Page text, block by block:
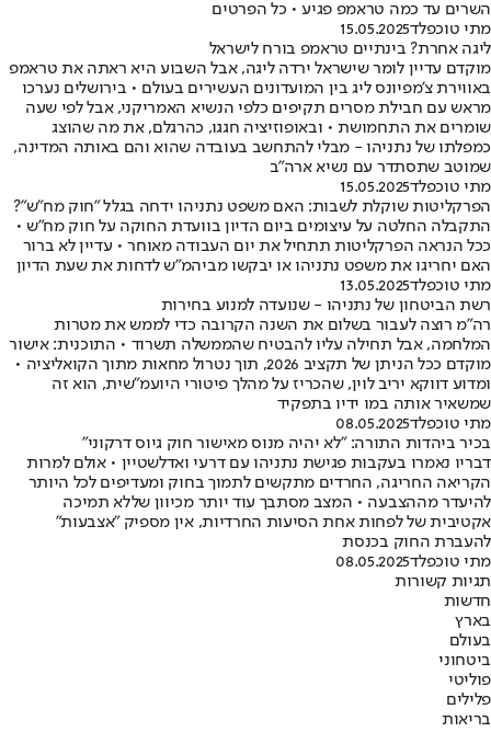
השרים עד כמה טראמפ פגיע • כל הפרטים
מתי טוכפלד15.05.2025
ליגה אחרת? בינתיים טראמפ בורח לישראל
מוקדם עדיין לומר שישראל ירדה ליגה, אבל השבוע היא ראתה את טראמפ
באווירת צ'מפיונס ליג בין המועדונים העשירים בעולם • בירושלים נערכו
מראש עם חבילת מסרים תקיפים כלפי הנשיא האמריקני, אבל לפי שעה
שומרים את התחמושת • ובאופוזיציה חגגו, כהרגלם, את מה שהוצג
כמפלתו של נתניהו - מבלי להתחשב בעובדה שהוא והם באותה המדינה,
שמוטב שתסתדר עם נשיא ארה"ב
מתי טוכפלד15.05.2025
הפרקליטות שוקלת לשבות: האם משפט נתניהו ידחה בגלל "חוק מח"ש"?
התקבלה החלטה על עיצומים ביום הדיון בוועדת החוקה על חוק מח"ש •
ככל הנראה הפרקליטות תתחיל את יום העבודה מאוחר • עדיין לא ברור
האם יחריגו את משפט נתניהו או יבקשו מביהמ"ש לדחות את שעת הדיון
מתי טוכפלד13.05.2025
רשת הביטחון של נתניהו - שנועדה למנוע בחירות
רה"מ רוצה לעבור בשלום את השנה הקרובה כדי לממש את מטרות
המלחמה, אבל תחילה עליו להבטיח שהממשלה תשרוד • התוכנית: אישור
מוקדם ככל הניתן של תקציב 2026, תוך נטרול מחאות מתוך הקואליציה •
ומדוע דווקא יריב לוין, שהכריז על מהלך פיטורי היועמ"שית, הוא זה
שמשאיר אותה במו ידיו בתפקיד
מתי טוכפלד08.05.2025
בכיר ביהדות התורה: "לא יהיה מנוס מאישור חוק גיוס דרקוני"
דבריו נאמרו בעקבות פגישת נתניהו עם דרעי ואדלשטיין • אולם למרות
הקריאה החריגה, החרדים מתקשים לתמוך בחוק ומעדיפים לכל היותר
להיעדר מההצבעה • המצב מסתבך עוד יותר מכיוון שללא תמיכה
אקטיבית של לפחות אחת הסיעות החרדיות, אין מספיק "אצבעות"
להעברת החוק בכנסת
מתי טוכפלד08.05.2025
תגיות קשורות
חדשות
בארץ
בעולם
ביטחוני
פוליטי
פלילים
בריאות